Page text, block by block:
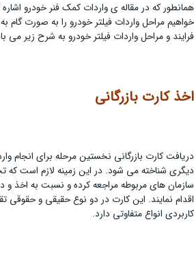
همانطور که در مقاله ی واردات کمک فنر خودرو اشاره
خواهیم مراحل واردات فیلتر خودرو را به صورت گام
فرایند و مراحل واردات فیلتر خودرو به شرح زیر می
اخذ کارت بازرگانی
دریافت کارت بازرگانی نخستین مرحله برای انجام
دیگری شناخته می شود. در این زمینه لازم است که
سازمان های مربوطه مراجعه کرده و نسبت به اخذ و
اقدام نمایند. این کارت در دو نوع حقیقی و حقوقی
کاربردی انواع متفاوتی دارد.